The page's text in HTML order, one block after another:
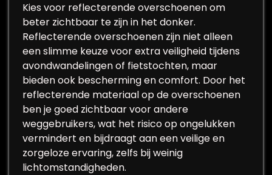
Kies voor reflecterende overschoenen om
beter zichtbaar te zijn in het donker.
Reflecterende overschoenen zijn niet alleen
een slimme keuze voor extra veiligheid tijdens
avondwandelingen of fietstochten, maar
bieden ook bescherming en comfort. Door het
reflecterende materiaal op de overschoenen
ben je goed zichtbaar voor andere
weggebruikers, wat het risico op ongelukken
vermindert en bijdraagt aan een veilige en
zorgeloze ervaring, zelfs bij weinig
lichtomstandigheden.